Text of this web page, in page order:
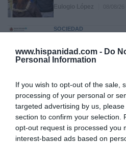
www.hispanidad.com - Do
Personal Information
If you wish to opt-out of the sale,
processing of your personal or
targeted advertising by us,
section to confirm your selection.
opt-out request is processed you
interest-based ads based on
SOCIEDAD
Redacción 08/08/26
Colombia. La
reforma para
es inviolable
José Ángel Gutiérrez